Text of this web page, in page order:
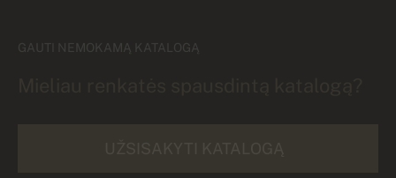
GAUTI NEMOKAMĄ KATALOGĄ